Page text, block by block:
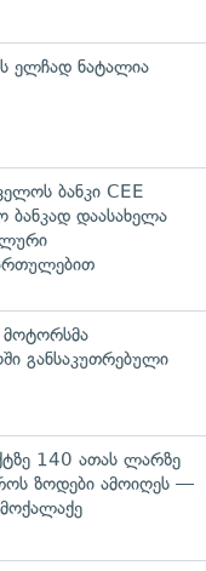
ელჩად ნატალია
ბანკი CEE
ბანკად დაასახელა
მოტორსმა
განსაკუთრებული
140 ათას ლარზე
ზოდები ამოიღეს —